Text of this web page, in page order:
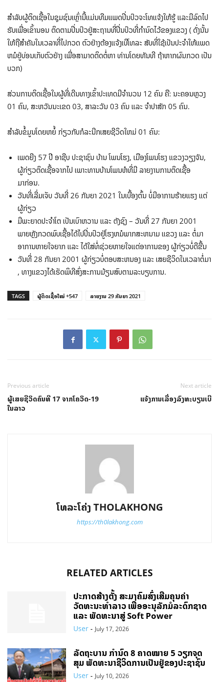
ສໍາລັບຜູ້ຕິດເຊື້ອໃນຊຸມຊົນເຫຼົ່ານີ້ແມ່ນທີມແພດປິ່ນປົວຈະໂທແຈ້ງໃຫ້ຮູ້ ແລະມີລົດໄປ
ຮັບເພື່ອເຂົ້ານອນ ຕິດຕາມປິ່ນປົວຢູ່ສະຖານທີ່ປິ່ນປົວທີ່ກໍານົດໄວ້ຂອງແຂວງ ( ດັ່ງນັ້ນ
ໃຫ້ຖືສໍາຄັນໃນເວລາທີ່ໄປກວດ ຕົວຢ່າງຕ້ອງແຈ້ງເບີໂທລະ ສັບທີ່ໃຊ້ເປັນປະຈໍາໃຫ້ແພດ
ຫມໍຢູ່ບ່ອນເກັບຕົວຢ່າງ ເພື່ອສາມາດຕິດຕໍ່ຫາ ທ່ານໂດຍທັນທີ ຖ້າຫາກຜົນກວດ ເປັນ
ບວກ)
ສ່ວນການຕິດເຊື້ອໃນຜູ້ທີ່ເດີນທາງເຂົ້າປະເທດມີຈໍານວນ 12 ຄົນ ຄື: ນະຄອນຫຼວງ
01 ຄົນ, ສະຫວັນນະເຂດ 03, ສາລະວັນ 03 ຄົນ ແລະ ຈໍາປາສັກ 05 ຄົນ.
ສຳລັບຂໍ້ມູນໂດຍຫຍໍ້ ກ່ຽວກັບກໍລະນີກເສຍຊີວິດໃຫມ່ 01 ຄົນ:
ເພດຍີງ 57 ປີ ອາຊີບ ປະຊາຊົນ ບ້ານ ໂພນໂຮງ, ເມືອງໂພນໂຮງ ແຂວງວຽງຈັນ,
ຜູ້ກ່ຽວຕິດເຊື້ອຈາກໄປ ເພາະທານບ້ານໂພນຫໍທີ່ມີ ລາຍງານການຕິດເຊື້ອ
ມາກ່ອນ.
ວັນທີ່ເລີ່ມເຈັບ ວັນທີ່ 26 ກັນຍາ 2021 ໃນເບື້ອງຕົ້ນ ບໍ່ມີອາການຮ້າຍແຮງ ແຕ່
ຜູ້ກ່ຽວ
ມີພະຍາດປະຈໍາໂຕ ເປັນເບົາຫວານ ແລະ ຕັງຊົງ – ວັນທີ່ 27 ກັນຍາ 2001
ພາຍຫຼັງກວດພົບເຊື້ອໄດ້ໄປປິ່ນປົວຢູ່ໂຮງຫມໍພາກສະຫນາມ ແຂວງ ແລະ ຕໍ່ມາ
ອາການຫາຍໃຈຍາກ ແລະ ໄດ້ໃສ່ທໍ່ຊ່ວຍຫາຍໃຈແຕ່ອາການຂອງ ຜູ້ກ່ຽວບໍ່ດີຂື້ນ
ວັນທີ່ 28 ກັນຍາ 2001 ຜູ້ກ່ຽວບໍ່ຕອບສະຫນອງ ແລະ ເສຍຊີວິດໃນເວລາຕໍ່ມາ
, ທາງແຂວງໄດ້ເຮັດພິທີສົ່ງສະການມ້ຽນສົບຕາມລະບຽບການ.
TAGS ຜູ້ຕິດເຊື້ອໃໝ່ +547 ລາຍງານ 29 ກັນຍາ 2021
Previous article
ຜູ້ເສຍຊີວິດຄົນທີ 17 ຈາກໂຄວິດ-19
ໃນລາວ
Next article
ແຈ້ງການເລື່ອງລົງທະບຽນເບີ
ໂທລະໂຄ່ງ THOLAKHONG
https://th0lakhong.com
RELATED ARTICLES
ປະກາດສ້າງຕັ້ງ ສະມາຄົມສົ່ງເສີມຄຸນຄ່າ
ວັດທະນະທຳລາວ ເພື່ອອະນຸລັກມໍລະດົກຊາດ
ແລະ ພັດທະນາສູ່ Soft Power
User - July 17, 2026
ລັດຖະບານ ກຳນົດ 8 ຄາດໝາຍ 5 ວຽກຈຸດ
ສຸມ ພັດທະນາຊີວິດການເປັນຢູ່ຂອງປະຊາຊົນ
User - July 10, 2026